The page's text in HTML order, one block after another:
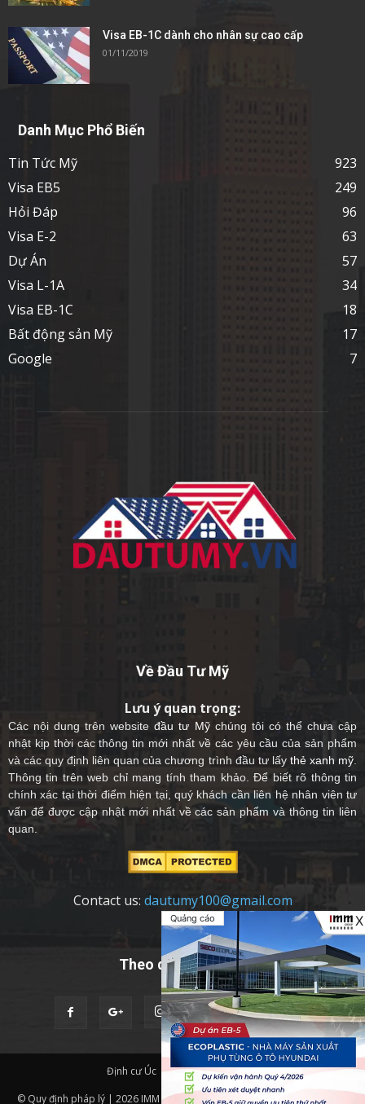
Quảng cáo X
Visa EB-1C dành cho nhân sự cao cấp
01/11/2019
Danh Mục Phổ Biến
Tin Tức Mỹ
923
Visa EB5
249
Hỏi Đáp
96
Visa E-2
63
Dự Án
57
Visa L-1A
34
Visa EB-1C
18
Bất động sản Mỹ
17
Google
7
Về Đầu Tư Mỹ
Lưu ý quan trọng:
Các nội dung trên websiteđầu tư Mỹchúng tôi có thể chưa cập
nhật kịp thời các thông tin mới nhất về các yêu cầu của sản phẩm
và các quy định liên quan của chương trình đầu tư lấy thẻ xanh mỹ
Thông tin trên web chỉ mang tính tham khảo. Để biết rõ thông tin
chính xác tại thời điểm hiện tại, quý khách cần liên hệ nhân viên tư
vấn để được cập nhật mới nhất về các sản phẩm và thông tin liên
quan.
Contact us: dautumy100@gmail.com
Theo dõi chúng tôi
Định cư Úc
Quốc Tịch Châu Âu
© Quy định pháp lý | 2026 IMM Group | Thiết kế website bởiIMM BDA.